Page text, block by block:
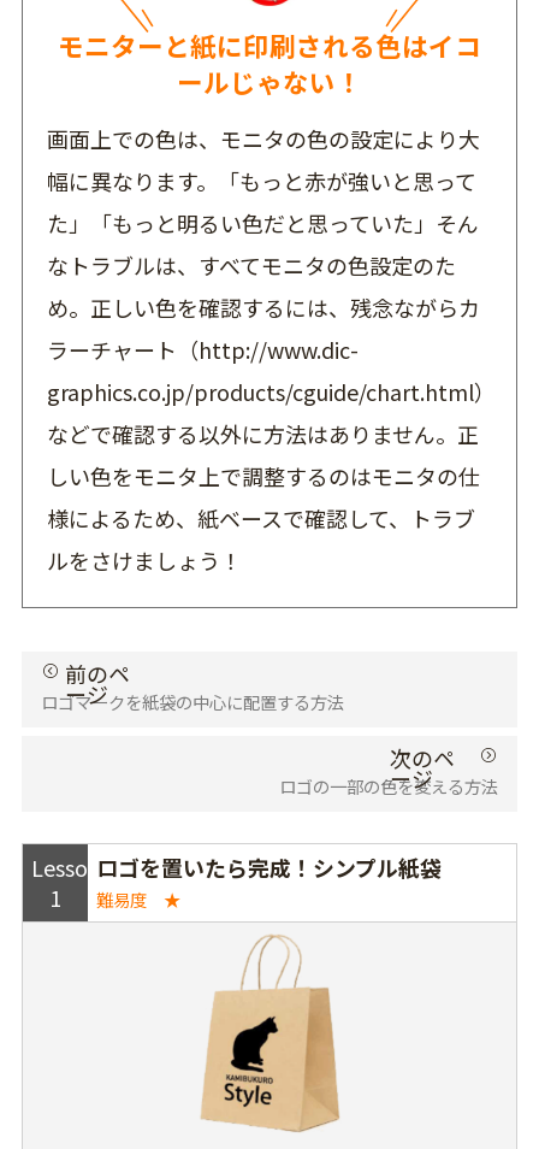
モニターと紙に印刷される色はイコ
ールじゃない！
画面上での色は、モニタの色の設定により大
幅に異なります。「もっと赤が強いと思って
た」「もっと明るい色だと思っていた」そん
なトラブルは、すべてモニタの色設定のた
め。正しい色を確認するには、残念ながらカ
ラーチャート（http://www.dic-
graphics.co.jp/products/cguide/chart.html）
などで確認する以外に方法はありません。正
しい色をモニタ上で調整するのはモニタの仕
様によるため、紙ベースで確認して、トラブ
ルをさけましょう！
ロゴマークを紙袋の中心に配置する方法
ロゴの一部の色を変える方法
Lesson
1
ロゴを置いたら完成！シンプル紙袋
難易度 ★